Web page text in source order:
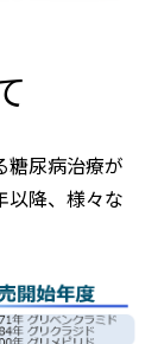
糖尿病治療が
以降、様々な